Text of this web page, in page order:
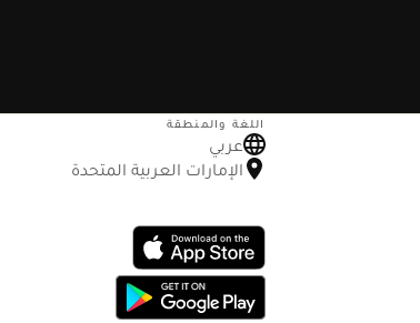
اللغة والمنطقة
عربي
الإمارات العربية المتحدة